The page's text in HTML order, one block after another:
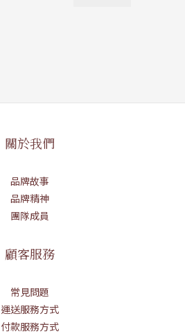
關於我們
品牌故事
品牌精神
團隊成員
顧客服務
常見問題
運送服務方式
付款服務方式